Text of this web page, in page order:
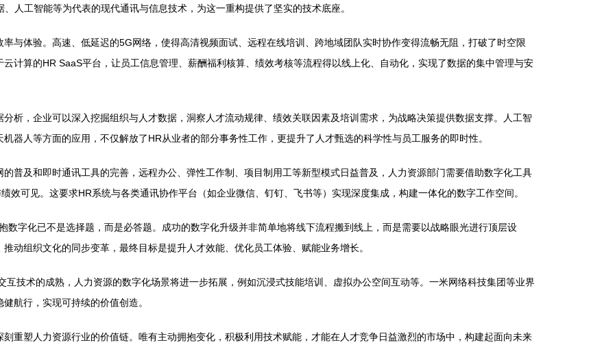
人工智能等为代表的现代通讯与信息技术，为这一重构提供了坚实的技术底座。
与体验。高速、低延迟的5G网络，使得高清视频面试、远程在线培训、跨地域团队实时协作变得流畅无阻，打破了时空限
计算的HR SaaS平台，让员工信息管理、薪酬福利核算、绩效考核等流程得以线上化、自动化，实现了数据的集中管理与安
析，企业可以深入挖掘组织与人才数据，洞察人才流动规律、绩效关联因素及培训需求，为战略决策提供数据支撑。人工智
器人等方面的应用，不仅解放了HR从业者的部分事务性工作，更提升了人才甄选的科学性与员工服务的即时性。
普及和即时通讯工具的完善，远程办公、弹性工作制、项目制用工等新型模式日益普及，人力资源部门需要借助数字化工具
可见。这要求HR系统与各类通讯协作平台（如企业微信、钉钉、飞书等）实现深度集成，构建一体化的数字工作空间。
数字化已不是选择题，而是必答题。成功的数字化升级并非简单地将线下流程搬到线上，而是需要以战略眼光进行顶层设
动组织文化的同步变革，最终目标是提升人才效能、优化员工体验、赋能业务增长。
技术的成熟，人力资源的数字化场景将进一步拓展，例如沉浸式技能培训、虚拟办公空间互动等。一米网络科技集团等业界
航行，实现可持续的价值创造。
重塑人力资源行业的价值链。唯有主动拥抱变化，积极利用技术赋能，才能在人才竞争日益激烈的市场中，构建起面向未来